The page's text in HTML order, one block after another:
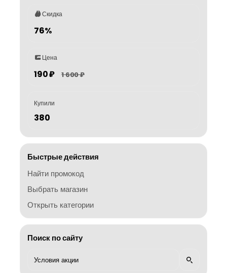
Скидка
76%
Цена
190 ₽ 1 600 ₽
Купили
380
Быстрые действия
Найти промокод
Выбрать магазин
Открыть категории
Поиск по сайту